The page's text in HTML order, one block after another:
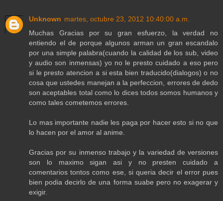
Unknown martes, octubre 23, 2012 10:40:00 a.m.
Muchas Gracias por su gran esfuerzo, la verdad no
entiendo el de porque algunos arman un gran escandalo
por una simple palabra(cuando la calidad de los sub, video
y audio son inmensas) yo no le presto cuidado a eso pero
si le presto atencion a si esta bien traducido(dialogos) o no
cosa que ustedes manejan a la perfeccion, errores de dedo
son aceptables total como lo dices todos somos humanos y
como tales cometemos errores.
Lo mas importante nadie les paga por hacer esto si no que
lo hacen por el amor al anime.
Gracias por su inmenso trabajo y la variedad de versiones
son lo maximo sigan asi y no presten cuidado a
comentarios tontos como ese, si queria decir el error pues
bien podia decirlo de una forma suabe pero no exagerar y
exigir.